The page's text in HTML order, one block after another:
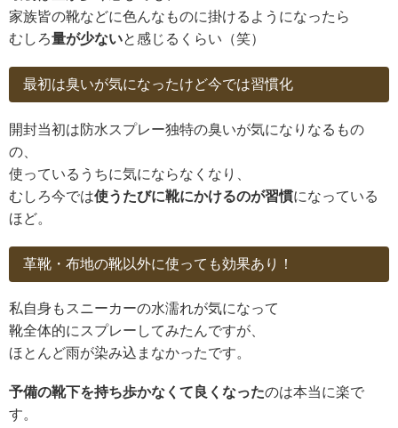
家族皆の靴などに色んなものに掛けるようになったら
むしろ量が少ないと感じるくらい（笑）
最初は臭いが気になったけど今では習慣化
開封当初は防水スプレー独特の臭いが気になりなるもの
の、
使っているうちに気にならなくなり、
むしろ今では使うたびに靴にかけるのが習慣になっている
ほど。
革靴・布地の靴以外に使っても効果あり！
私自身もスニーカーの水濡れが気になって
靴全体的にスプレーしてみたんですが、
ほとんど雨が染み込まなかったです。
予備の靴下を持ち歩かなくて良くなったのは本当に楽で
す。